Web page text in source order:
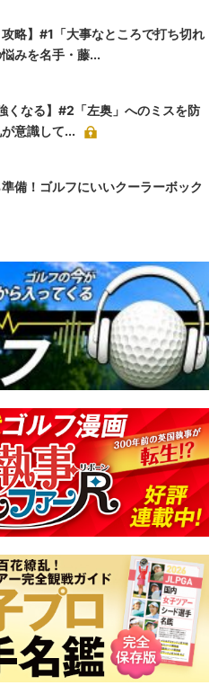
攻略】#1「大事なところで打ち切れ
みを名手・藤...
くなる】#2「左奥」へのミスを防
意識して...
備！ゴルフにいいクーラーボック